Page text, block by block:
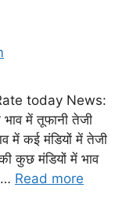
today News:
में तूफानी तेजी
में कई मंडियों में तेजी
कुछ मंडियों में भाव
… Read more